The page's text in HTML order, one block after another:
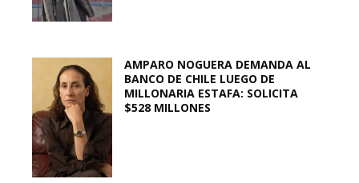
AMPARO NOGUERA DEMANDA AL
BANCO DE CHILE LUEGO DE
MILLONARIA ESTAFA: SOLICITA
$528 MILLONES